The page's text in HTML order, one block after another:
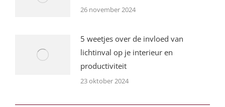
26 november 2024
5 weetjes over de invloed van
lichtinval op je interieur en
productiviteit
23 oktober 2024